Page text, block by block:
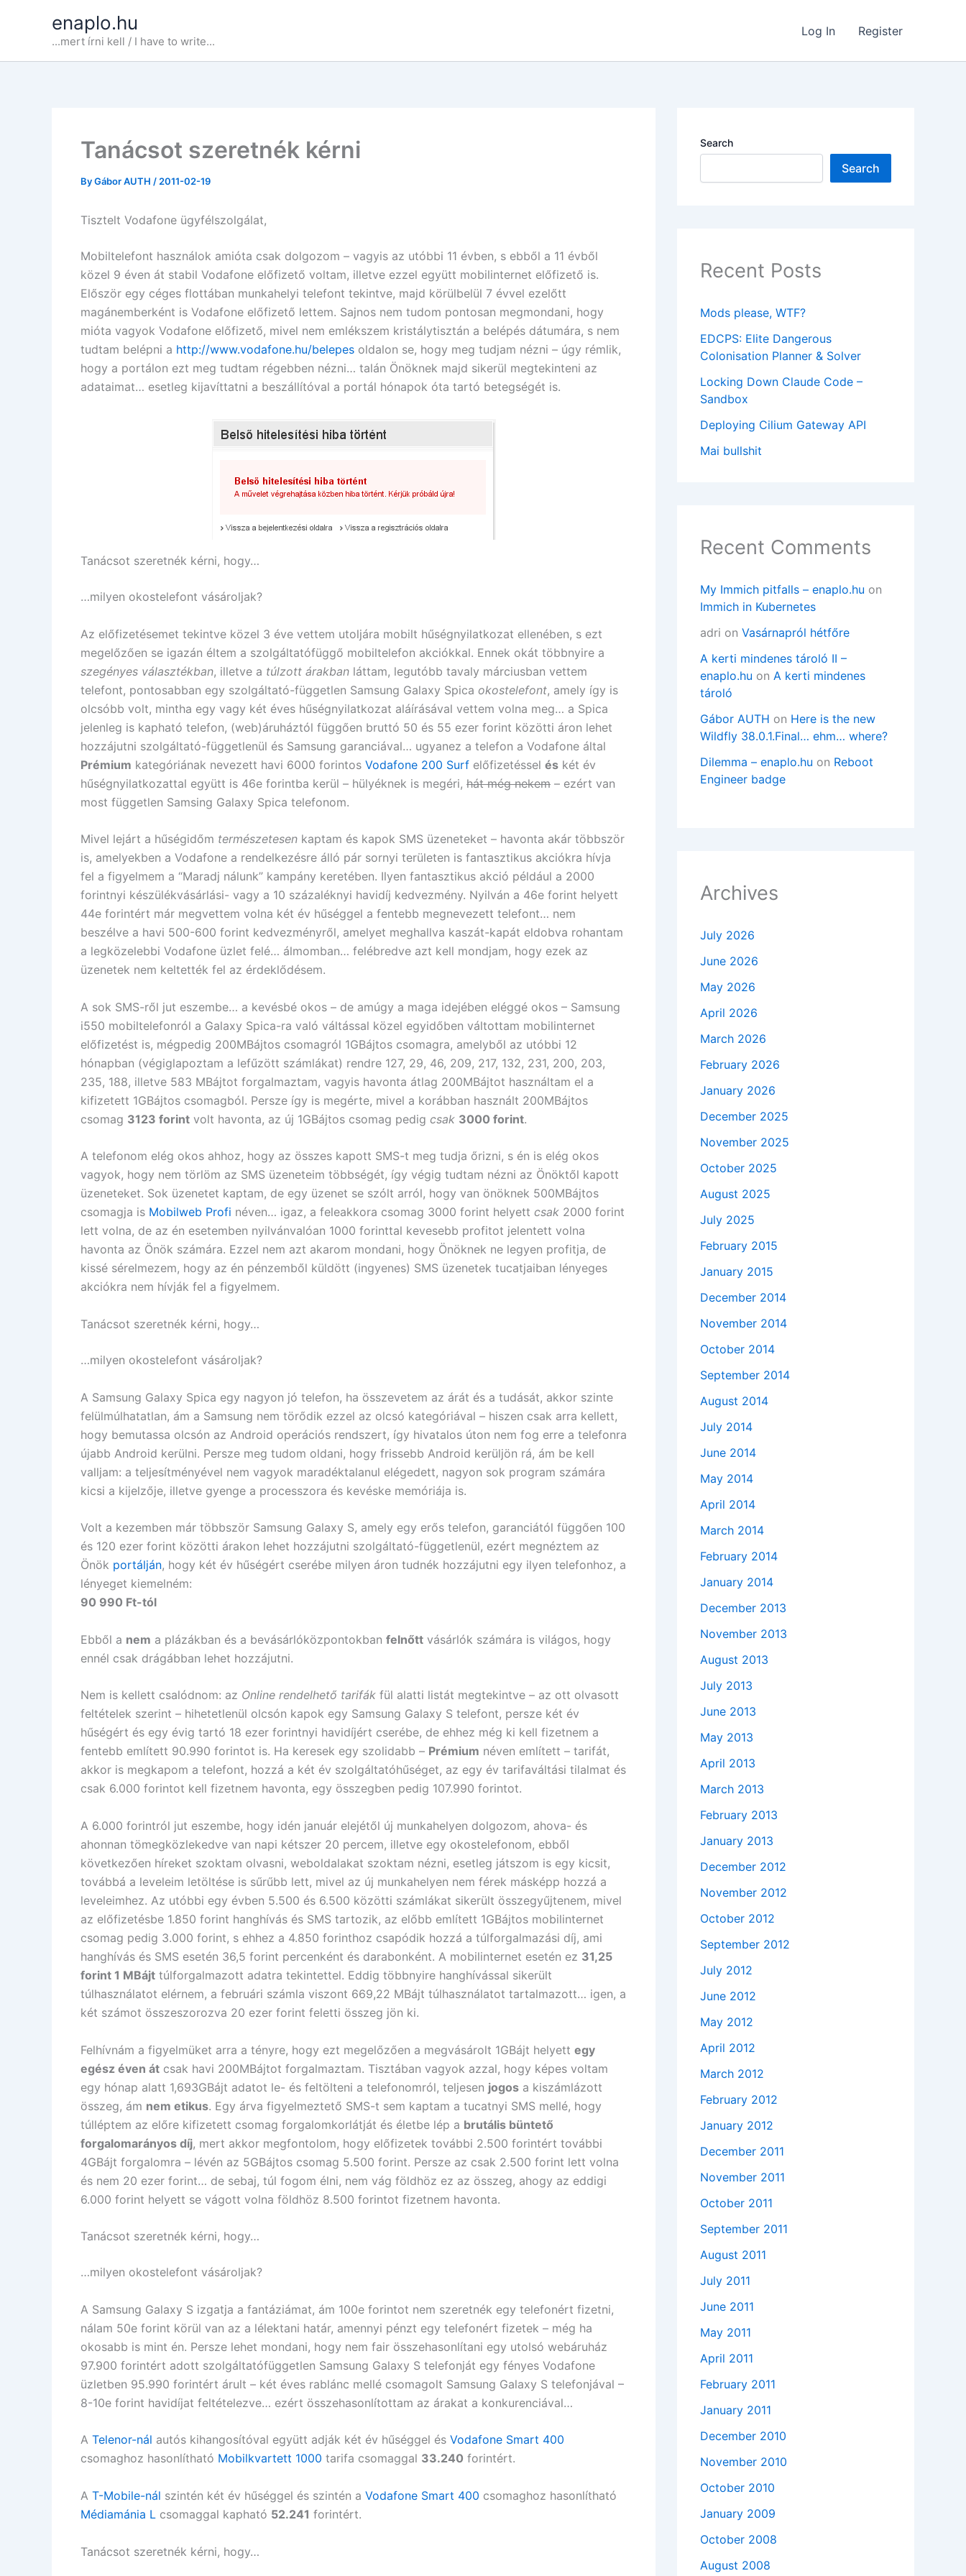
enaplo.hu
...mert írni kell / I have to write...
Log In Register
Tanácsot szeretnék kérni
ByGábor AUTH / 2011-02-19
Tisztelt Vodafone ügyfélszolgálat,
Mobiltelefont használok amióta csak dolgozom – vagyis az utóbbi 11 évben, s ebből a 11 évből
közel 9 éven át stabil Vodafone előfizető voltam, illetve ezzel együtt mobilinternet előfizető is.
Először egy céges flottában munkahelyi telefont tekintve, majd körülbelül 7 évvel ezelőtt
magánemberként is Vodafone előfizető lettem. Sajnos nem tudom pontosan megmondani, hogy
mióta vagyok Vodafone előfizető, mivel nem emlékszem kristálytisztán a belépés dátumára, s nem
tudtam belépni a http://www.vodafone.hu/belepes oldalon se, hogy meg tudjam nézni – úgy rémlik,
hogy a portálon ezt meg tudtam régebben nézni… talán Önöknek majd sikerül megtekinteni az
adataimat… esetleg kijavíttatni a beszállítóval a portál hónapok óta tartó betegségét is.
Tanácsot szeretnék kérni, hogy…
…milyen okostelefont vásároljak?
Az előfizetésemet tekintve közel 3 éve vettem utoljára mobilt hűségnyilatkozat ellenében, s ezt
megelőzően se igazán éltem a szolgáltatófüggő mobiltelefon akciókkal. Ennek okát többnyire a
szegényes választékban, illetve a túlzott árakban láttam, legutóbb tavaly márciusban vettem
telefont, pontosabban egy szolgáltató-független Samsung Galaxy Spica okostelefont, amely így is
olcsóbb volt, mintha egy vagy két éves hűségnyilatkozat aláírásával vettem volna meg… a Spica
jelenleg is kapható telefon, (web)áruháztól függően bruttó 50 és 55 ezer forint közötti áron lehet
hozzájutni szolgáltató-függetlenül és Samsung garanciával… ugyanez a telefon a Vodafone által
Prémium kategóriának nevezett havi 6000 forintos Vodafone 200 Surf előfizetéssel és két év
hűségnyilatkozattal együtt is 46e forintba kerül – hülyéknek is megéri, hát még nekem – ezért van
most független Samsing Galaxy Spica telefonom.
Mivel lejárt a hűségidőm természetesen kaptam és kapok SMS üzeneteket – havonta akár többször
is, amelyekben a Vodafone a rendelkezésre álló pár sornyi területen is fantasztikus akciókra hívja
fel a figyelmem a “Maradj nálunk” kampány keretében. Ilyen fantasztikus akció például a 2000
forintnyi készülékvásárlási- vagy a 10 százaléknyi havidíj kedvezmény. Nyilván a 46e forint helyett
44e forintért már megvettem volna két év hűséggel a fentebb megnevezett telefont… nem
beszélve a havi 500-600 forint kedvezményről, amelyet meghallva kaszát-kapát eldobva rohantam
a legközelebbi Vodafone üzlet felé… álmomban… felébredve azt kell mondjam, hogy ezek az
üzenetek nem keltették fel az érdeklődésem.
A sok SMS-ről jut eszembe… a kevésbé okos – de amúgy a maga idejében eléggé okos – Samsung
i550 mobiltelefonról a Galaxy Spica-ra való váltással közel egyidőben váltottam mobilinternet
előfizetést is, mégpedig 200MBájtos csomagról 1GBájtos csomagra, amelyből az utóbbi 12
hónapban (végiglapoztam a lefűzött számlákat) rendre 127, 29, 46, 209, 217, 132, 231, 200, 203,
235, 188, illetve 583 MBájtot forgalmaztam, vagyis havonta átlag 200MBájtot használtam el a
kifizetett 1GBájtos csomagból. Persze így is megérte, mivel a korábban használt 200MBájtos
csomag 3123 forint volt havonta, az új 1GBájtos csomag pedig csak 3000 forint.
A telefonom elég okos ahhoz, hogy az összes kapott SMS-t meg tudja őrizni, s én is elég okos
vagyok, hogy nem törlöm az SMS üzeneteim többségét, így végig tudtam nézni az Önöktől kapott
üzeneteket. Sok üzenetet kaptam, de egy üzenet se szólt arról, hogy van önöknek 500MBájtos
csomagja is Mobilweb Profi néven… igaz, a feleakkora csomag 3000 forint helyett csak 2000 forint
lett volna, de az én esetemben nyilvánvalóan 1000 forinttal kevesebb profitot jelentett volna
havonta az Önök számára. Ezzel nem azt akarom mondani, hogy Önöknek ne legyen profitja, de
kissé sérelmezem, hogy az én pénzemből küldött (ingyenes) SMS üzenetek tucatjaiban lényeges
akciókra nem hívják fel a figyelmem.
Tanácsot szeretnék kérni, hogy…
…milyen okostelefont vásároljak?
A Samsung Galaxy Spica egy nagyon jó telefon, ha összevetem az árát és a tudását, akkor szinte
felülmúlhatatlan, ám a Samsung nem törődik ezzel az olcsó kategóriával – hiszen csak arra kellett,
hogy bemutassa olcsón az Android operációs rendszert, így hivatalos úton nem fog erre a telefonra
újabb Android kerülni. Persze meg tudom oldani, hogy frissebb Android kerüljön rá, ám be kell
valljam: a teljesítményével nem vagyok maradéktalanul elégedett, nagyon sok program számára
kicsi a kijelzője, illetve gyenge a processzora és kevéske memóriája is.
Volt a kezemben már többször Samsung Galaxy S, amely egy erős telefon, garanciától függően 100
és 120 ezer forint közötti árakon lehet hozzájutni szolgáltató-függetlenül, ezért megnéztem az
Önök portálján, hogy két év hűségért cserébe milyen áron tudnék hozzájutni egy ilyen telefonhoz, a
lényeget kiemelném:
90 990 Ft-tól
Ebből a nem a plázákban és a bevásárlóközpontokban felnőtt vásárlók számára is világos, hogy
ennél csak drágábban lehet hozzájutni.
Nem is kellett csalódnom: az Online rendelhető tarifák fül alatti listát megtekintve – az ott olvasott
feltételek szerint – hihetetlenül olcsón kapok egy Samsung Galaxy S telefont, persze két év
hűségért és egy évig tartó 18 ezer forintnyi havidíjért cserébe, de ehhez még ki kell fizetnem a
fentebb említett 90.990 forintot is. Ha keresek egy szolidabb – Prémium néven említett – tarifát,
akkor is megkapom a telefont, hozzá a két év szolgáltatóhűséget, az egy év tarifaváltási tilalmat és
csak 6.000 forintot kell fizetnem havonta, egy összegben pedig 107.990 forintot.
A 6.000 forintról jut eszembe, hogy idén január elejétől új munkahelyen dolgozom, ahova- és
ahonnan tömegközlekedve van napi kétszer 20 percem, illetve egy okostelefonom, ebből
következően híreket szoktam olvasni, weboldalakat szoktam nézni, esetleg játszom is egy kicsit,
továbbá a leveleim letöltése is sűrűbb lett, mivel az új munkahelyen nem férek másképp hozzá a
leveleimhez. Az utóbbi egy évben 5.500 és 6.500 közötti számlákat sikerült összegyűjtenem, mivel
az előfizetésbe 1.850 forint hanghívás és SMS tartozik, az előbb említett 1GBájtos mobilinternet
csomag pedig 3.000 forint, s ehhez a 4.850 forinthoz csapódik hozzá a túlforgalmazási díj, ami
hanghívás és SMS esetén 36,5 forint percenként és darabonként. A mobilinternet esetén ez 31,25
forint 1 MBájt túlforgalmazott adatra tekintettel. Eddig többnyire hanghívással sikerült
túlhasználatot elérnem, a februári számla viszont 669,22 MBájt túlhasználatot tartalmazott… igen, a
két számot összeszorozva 20 ezer forint feletti összeg jön ki.
Felhívnám a figyelmüket arra a tényre, hogy ezt megelőzően a megvásárolt 1GBájt helyett egy
egész éven át csak havi 200MBájtot forgalmaztam. Tisztában vagyok azzal, hogy képes voltam
egy hónap alatt 1,693GBájt adatot le- és feltölteni a telefonomról, teljesen jogos a kiszámlázott
összeg, ám nem etikus. Egy árva figyelmeztető SMS-t sem kaptam a tucatnyi SMS mellé, hogy
túlléptem az előre kifizetett csomag forgalomkorlátját és életbe lép a brutális büntető
forgalomarányos díj, mert akkor megfontolom, hogy előfizetek további 2.500 forintért további
4GBájt forgalomra – lévén az 5GBájtos csomag 5.500 forint. Persze az csak 2.500 forint lett volna
és nem 20 ezer forint… de sebaj, túl fogom élni, nem vág földhöz ez az összeg, ahogy az eddigi
6.000 forint helyett se vágott volna földhöz 8.500 forintot fizetnem havonta.
Tanácsot szeretnék kérni, hogy…
…milyen okostelefont vásároljak?
A Samsung Galaxy S izgatja a fantáziámat, ám 100e forintot nem szeretnék egy telefonért fizetni,
nálam 50e forint körül van az a lélektani határ, amennyi pénzt egy telefonért fizetek – még ha
okosabb is mint én. Persze lehet mondani, hogy nem fair összehasonlítani egy utolsó webáruház
97.900 forintért adott szolgáltatófüggetlen Samsung Galaxy S telefonját egy fényes Vodafone
üzletben 95.990 forintért árult – két éves rablánc mellé csomagolt Samsung Galaxy S telefonjával –
8-10e forint havidíjat feltételezve… ezért összehasonlítottam az árakat a konkurenciával…
A Telenor-nál autós kihangosítóval együtt adják két év hűséggel és Vodafone Smart 400
csomaghoz hasonlítható Mobilkvartett 1000 tarifa csomaggal 33.240 forintért.
A T-Mobile-nál szintén két év hűséggel és szintén a Vodafone Smart 400 csomaghoz hasonlítható
Médiamánia L csomaggal kapható 52.241 forintért.
Tanácsot szeretnék kérni, hogy…
Search
Search
Recent Posts
Mods please, WTF?
EDCPS: Elite Dangerous
Colonisation Planner & Solver
Locking Down Claude Code –
Sandbox
Deploying Cilium Gateway API
Mai bullshit
Recent Comments
My Immich pitfalls – enaplo.hu on
Immich in Kubernetes
adri on Vasárnapról hétfőre
A kerti mindenes tároló II –
enaplo.hu on A kerti mindenes
tároló
Gábor AUTH on Here is the new
Wildfly 38.0.1.Final… ehm… where?
Dilemma – enaplo.hu on Reboot
Engineer badge
Archives
July 2026
June 2026
May 2026
April 2026
March 2026
February 2026
January 2026
December 2025
November 2025
October 2025
August 2025
July 2025
February 2015
January 2015
December 2014
November 2014
October 2014
September 2014
August 2014
July 2014
June 2014
May 2014
April 2014
March 2014
February 2014
January 2014
December 2013
November 2013
August 2013
July 2013
June 2013
May 2013
April 2013
March 2013
February 2013
January 2013
December 2012
November 2012
October 2012
September 2012
July 2012
June 2012
May 2012
April 2012
March 2012
February 2012
January 2012
December 2011
November 2011
October 2011
September 2011
August 2011
July 2011
June 2011
May 2011
April 2011
February 2011
January 2011
December 2010
November 2010
October 2010
January 2009
October 2008
August 2008